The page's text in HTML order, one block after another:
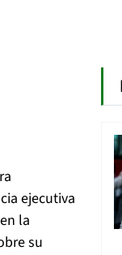
ejecutiva
la
su